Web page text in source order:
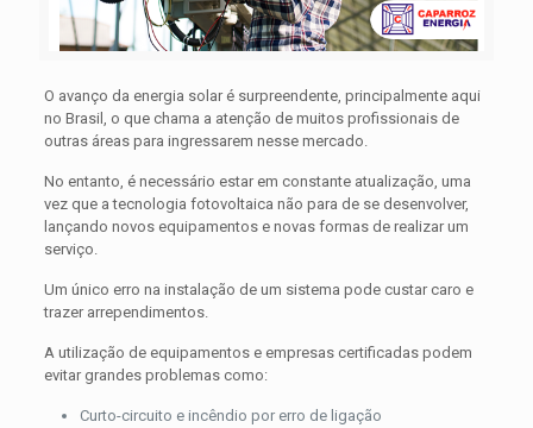
O avanço da energia solar é surpreendente, principalmente aqui
no Brasil, o que chama a atenção de muitos profissionais de
outras áreas para ingressarem nesse mercado.
No entanto, é necessário estar em constante atualização, uma
vez que a tecnologia fotovoltaica não para de se desenvolver,
lançando novos equipamentos e novas formas de realizar um
serviço.
Um único erro na instalação de um sistema pode custar caro e
trazer arrependimentos.
A utilização de equipamentos e empresas certificadas podem
evitar grandes problemas como:
Curto-circuito e incêndio por erro de ligação